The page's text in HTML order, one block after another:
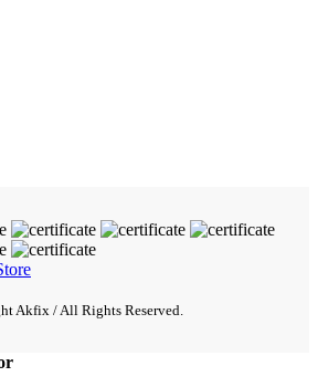
Akfix / All Rights Reserved.